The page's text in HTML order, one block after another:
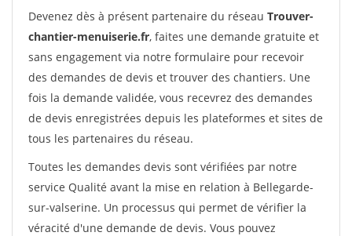
Devenez dès à présent partenaire du réseau Trouver-
chantier-menuiserie.fr, faites une demande gratuite et
sans engagement via notre formulaire pour recevoir
des demandes de devis et trouver des chantiers. Une
fois la demande validée, vous recevrez des demandes
de devis enregistrées depuis les plateformes et sites de
tous les partenaires du réseau.
Toutes les demandes devis sont vérifiées par notre
service Qualité avant la mise en relation à Bellegarde-
sur-valserine. Un processus qui permet de vérifier la
véracité d'une demande de devis. Vous pouvez